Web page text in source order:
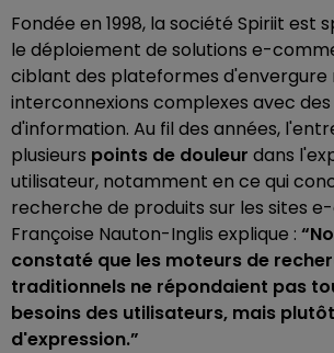
Fondée en 1998, la société Spiriit est
le déploiement de solutions e-
ciblant des plateformes d'envergure
interconnexions complexes avec
d'information. Au fil des années,
plusieurs points de douleur dans
utilisateur, notamment en ce qui
recherche de produits sur les sites
Françoise Nauton-Inglis explique :
constaté que les moteurs de
traditionnels ne répondaient pas
besoins des utilisateurs, mais
d'expression.”